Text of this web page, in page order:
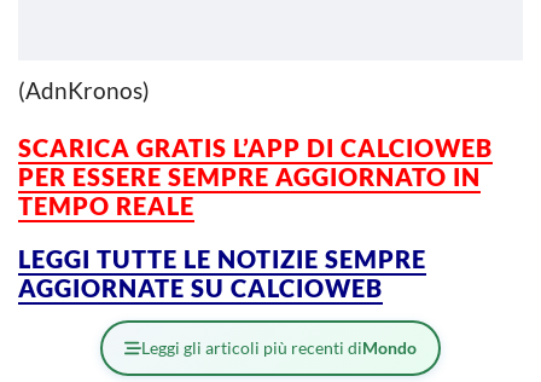
(AdnKronos)
SCARICA GRATIS L’APP DI CALCIOWEB
PER ESSERE SEMPRE AGGIORNATO IN
TEMPO REALE
LEGGI TUTTE LE NOTIZIE SEMPRE
AGGIORNATE SU CALCIOWEB
Leggi gli articoli più recenti diMondo